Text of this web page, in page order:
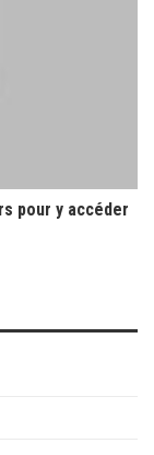
pour y accéder